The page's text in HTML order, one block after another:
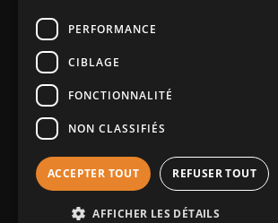
UGT DIGITAL
PERFORMANCE
CIBLAGE
FONCTIONNALITÉ
NON CLASSIFIÉS
ACCEPTER TOUT REFUSER TOUT
AFFICHER LES DÉTAILS